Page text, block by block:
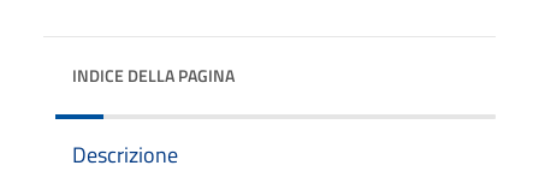
INDICE DELLA PAGINA
Descrizione